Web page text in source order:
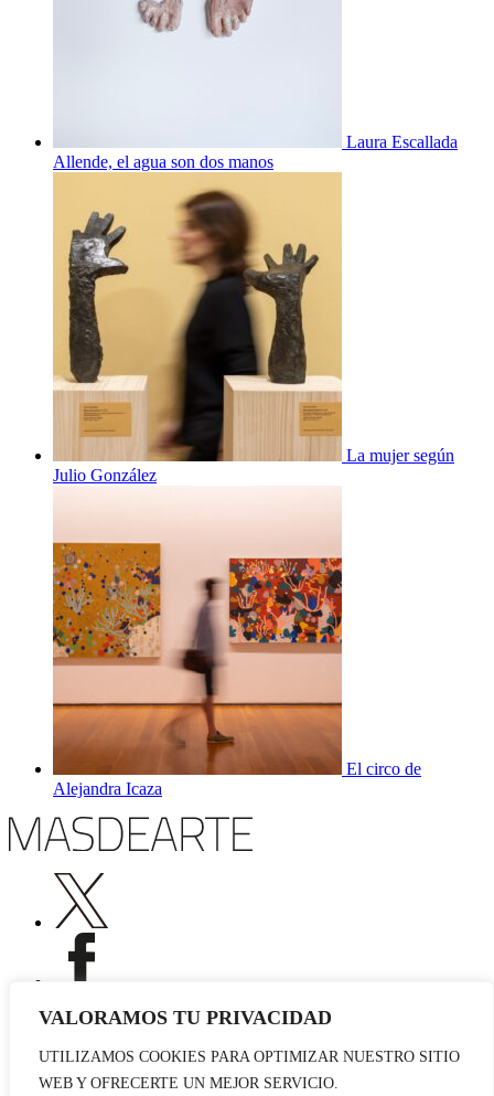
VALORAMOS TU PRIVACIDAD
UTILIZAMOS COOKIES PARA OPTIMIZAR NUESTRO SITIO
WEB Y OFRECERTE UN MEJOR SERVICIO.
Laura Escallada
Allende, el agua son dos manos
La mujer según
Julio González
El circo de
Alejandra Icaza
Publicidad